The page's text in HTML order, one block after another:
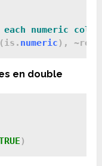
numeric),
en double